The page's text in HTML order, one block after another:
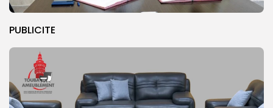
PUBLICITE